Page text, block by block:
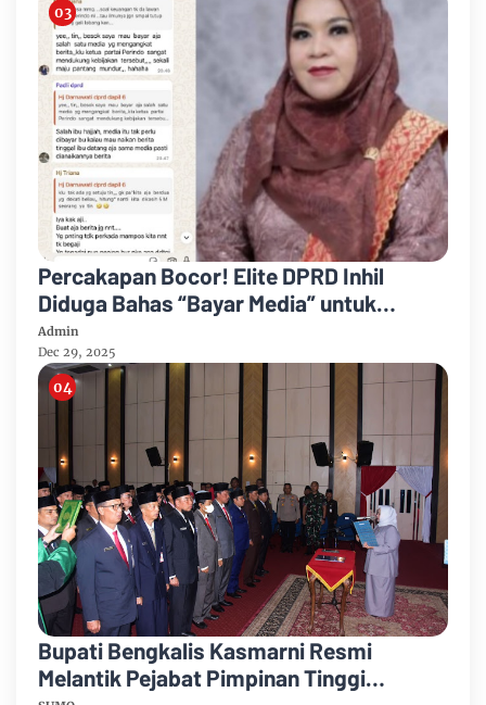
Percakapan Bocor! Elite DPRD Inhil
Diduga Bahas “Bayar Media” untuk
Dukung Kebijakan
Admin
Dec 29, 2025
Bupati Bengkalis Kasmarni Resmi
Melantik Pejabat Pimpinan Tinggi